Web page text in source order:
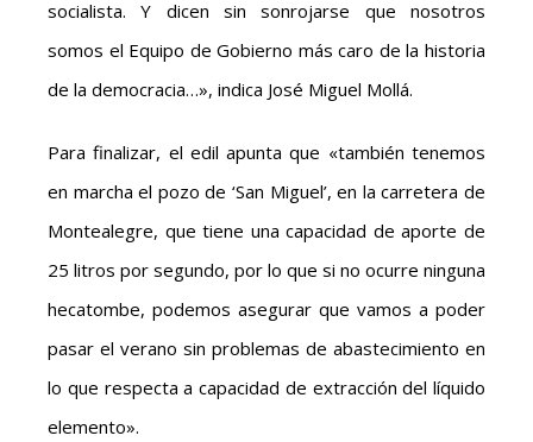
socialista. Y dicen sin sonrojarse que nosotros
somos el Equipo de Gobierno más caro de la historia
de la democracia…», indica José Miguel Mollá.
Para finalizar, el edil apunta que «también tenemos
en marcha el pozo de ‘San Miguel’, en la carretera de
Montealegre, que tiene una capacidad de aporte de
25 litros por segundo, por lo que si no ocurre ninguna
hecatombe, podemos asegurar que vamos a poder
pasar el verano sin problemas de abastecimiento en
lo que respecta a capacidad de extracción del líquido
elemento».